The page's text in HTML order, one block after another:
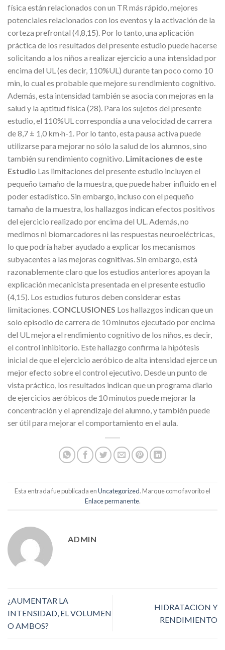
física están relacionados con un TR más rápido, mejores
potenciales relacionados con los eventos y la activación de la
corteza prefrontal (4,8,15). Por lo tanto, una aplicación
práctica de los resultados del presente estudio puede hacerse
solicitando a los niños a realizar ejercicio a una intensidad por
encima del UL (es decir, 110%UL) durante tan poco como 10
min, lo cual es probable que mejore su rendimiento cognitivo.
Además, esta intensidad también se asocia con mejoras en la
salud y la aptitud física (28). Para los sujetos del presente
estudio, el 110%UL correspondía a una velocidad de carrera
de 8,7 ± 1,0 km·h-1. Por lo tanto, esta pausa activa puede
utilizarse para mejorar no sólo la salud de los alumnos, sino
también su rendimiento cognitivo. Limitaciones de este
Estudio Las limitaciones del presente estudio incluyen el
pequeño tamaño de la muestra, que puede haber influido en el
poder estadístico. Sin embargo, incluso con el pequeño
tamaño de la muestra, los hallazgos indican efectos positivos
del ejercicio realizado por encima del UL. Además, no
medimos ni biomarcadores ni las respuestas neuroeléctricas,
lo que podría haber ayudado a explicar los mecanismos
subyacentes a las mejoras cognitivas. Sin embargo, está
razonablemente claro que los estudios anteriores apoyan la
explicación mecanicista presentada en el presente estudio
(4,15). Los estudios futuros deben considerar estas
limitaciones. CONCLUSIONES Los hallazgos indican que un
solo episodio de carrera de 10 minutos ejecutado por encima
del UL mejora el rendimiento cognitivo de los niños, es decir,
el control inhibitorio. Este hallazgo confirma la hipótesis
inicial de que el ejercicio aeróbico de alta intensidad ejerce un
mejor efecto sobre el control ejecutivo. Desde un punto de
vista práctico, los resultados indican que un programa diario
de ejercicios aeróbicos de 10 minutos puede mejorar la
concentración y el aprendizaje del alumno, y también puede
ser útil para mejorar el comportamiento en el aula.
Esta entrada fue publicada enUncategorized. Marque como favorito el
Enlace permanente.
ADMIN
¿AUMENTAR LA
INTENSIDAD, EL VOLUMEN
O AMBOS?
HIDRATACION Y
RENDIMIENTO